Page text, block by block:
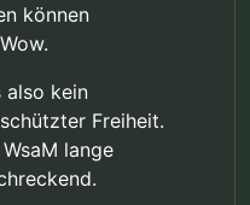
können
also kein
Freiheit.
lange